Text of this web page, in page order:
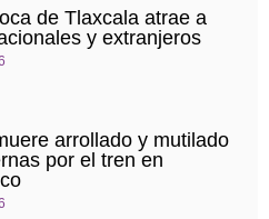
de Tlaxcala atrae a
y extranjeros
arrollado y mutilado
por el tren en